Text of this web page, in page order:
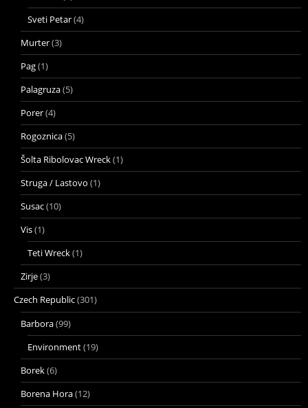
Sveti Petar(4)
Murter(3)
Pag(1)
Palagruza(5)
Porer(4)
Rogoznica(5)
Šolta Ribolovac Wreck(1)
Struga / Lastovo (1)
Susac(10)
Vis(1)
Teti Wreck(1)
Zirje(3)
Czech Republic(301)
Barbora(99)
Environment(19)
Borek(6)
Borena Hora(12)